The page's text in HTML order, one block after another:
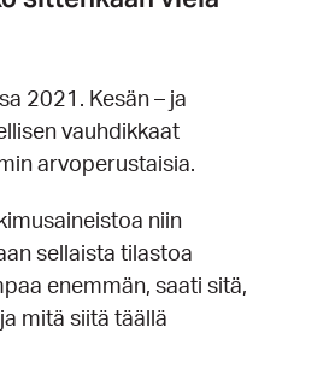
2021. Kesän – ja
vauhdikkaat
arvoperustaisia.
niin
sellaista tilastoa
enemmän, saati sitä,
mitä siitä täällä